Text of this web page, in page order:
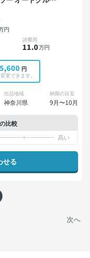
衝突軽減
円
諸費用
11.0万円
円
更できます。
出品地域
神奈川県
納期の目安
9月〜10月
比較
せる
次へ